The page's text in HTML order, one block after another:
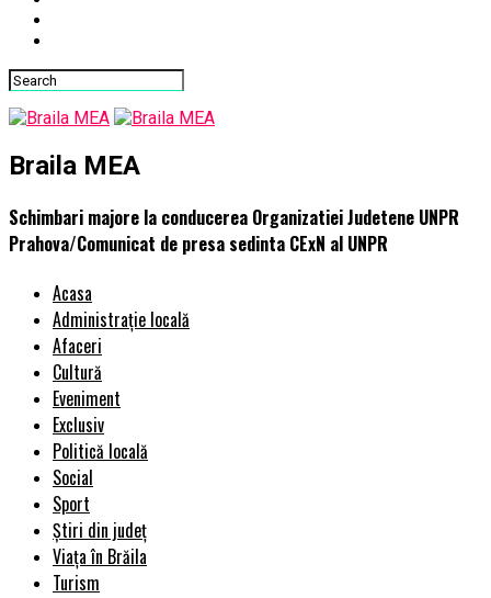
Braila MEA
Schimbari majore la conducerea Organizatiei Judetene UNPR
Prahova/Comunicat de presa sedinta CExN al UNPR
Acasa
Administrație locală
Afaceri
Cultură
Eveniment
Exclusiv
Politică locală
Social
Sport
Știri din județ
Viața în Brăila
Turism